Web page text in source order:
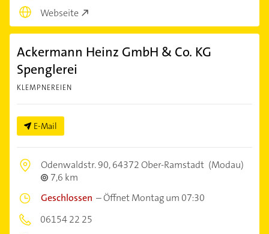
Webseite
Ackermann Heinz GmbH & Co. KG
Spenglerei
KLEMPNEREIEN
E-Mail
Odenwaldstr. 90,64372 Ober-Ramstadt (Modau)
7,6 km
Geschlossen –Öffnet Montag um 07:30
06154 22 25